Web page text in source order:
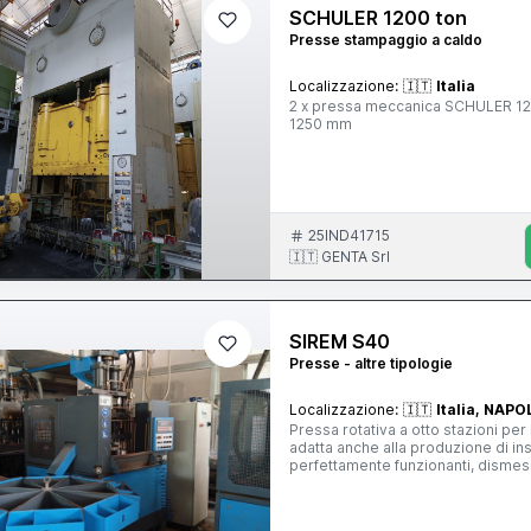
(fronte-retro) CLEARANCE BETWEEN UPRIGHTS (F-
MAXIMUM PRESS WEIGHT :
SCHULER 1200 ton
Presse stampaggio a caldo
Localizzazione: 🇮🇹 Italia
2 x pressa meccanica SCHULER 1200 ton tavola mobile 3500 x 1900 mm corsa 600 mm – luce cbra
1250 mm
25IND41715
🇮🇹 GENTA Srl
SIREM S40
Presse - altre tipologie
Localizzazione: 🇮🇹 Italia,
Pressa rotativa a otto stazioni
adatta anche alla produzione di
perfettamente funzionanti,